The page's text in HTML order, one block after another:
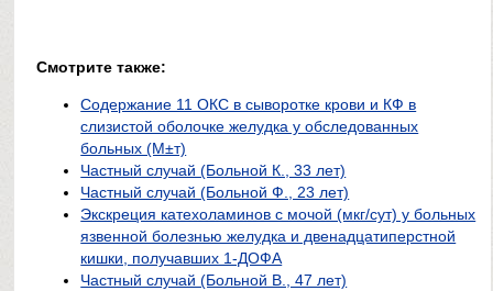
Смотрите также:
Содержание 11 ОКС в сыворотке крови и КФ в
слизистой оболочке желудка у обследованных
больных (М±т)
Частный случай (Больной К., 33 лет)
Частный случай (Больной Ф., 23 лет)
Экскреция катехоламинов с мочой (мкг/сут) у больных
язвенной болезнью желудка и двенадцатиперстной
кишки, получавших 1-ДОФА
Частный случай (Больной В., 47 лет)